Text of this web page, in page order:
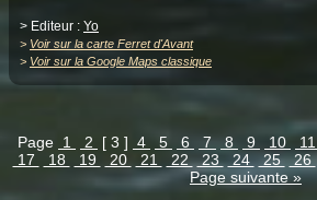
> Editeur : Yo
> Voir sur la carte Ferret d'Avant
> Voir sur la Google Maps classique
Page 1 2 [ 3 ] 4 5 6 7 8 9 10 11
17
18 19 20 21 22 23 24 25 26
Page suivante »